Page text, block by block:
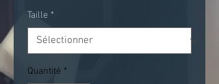
Taille *
Quantité *